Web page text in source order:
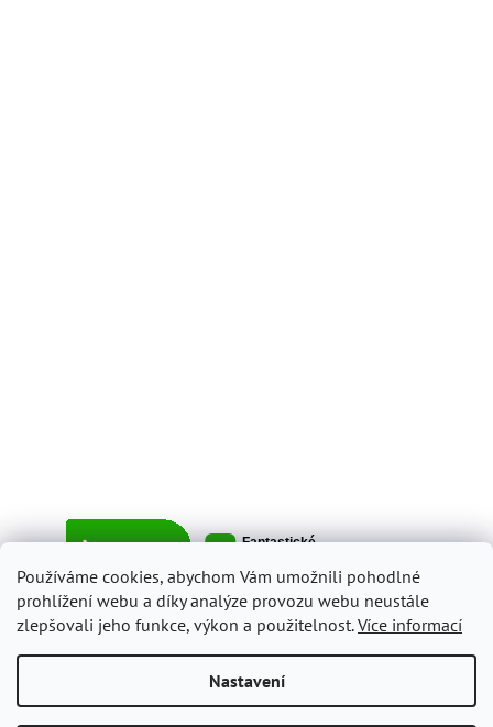
Používáme cookies, abychom Vám umožnili pohodlné
prohlížení webu a díky analýze provozu webu neustále
zlepšovali jeho funkce, výkon a použitelnost.Více informací
Nastavení